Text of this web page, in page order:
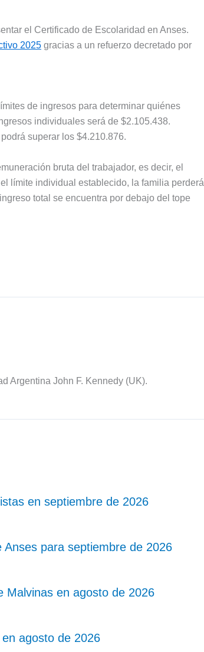
el Certificado de Escolaridad en Anses.
2025 gracias a un refuerzo decretado por
de ingresos para determinar quiénes
individuales será de $2.105.438.
superar los $4.210.876.
bruta del trabajador, es decir, el
límite individual establecido, la familia perderá
total se encuentra por debajo del tope
Argentina John F. Kennedy (UK).
en septiembre de 2026
para septiembre de 2026
Malvinas en agosto de 2026
agosto de 2026